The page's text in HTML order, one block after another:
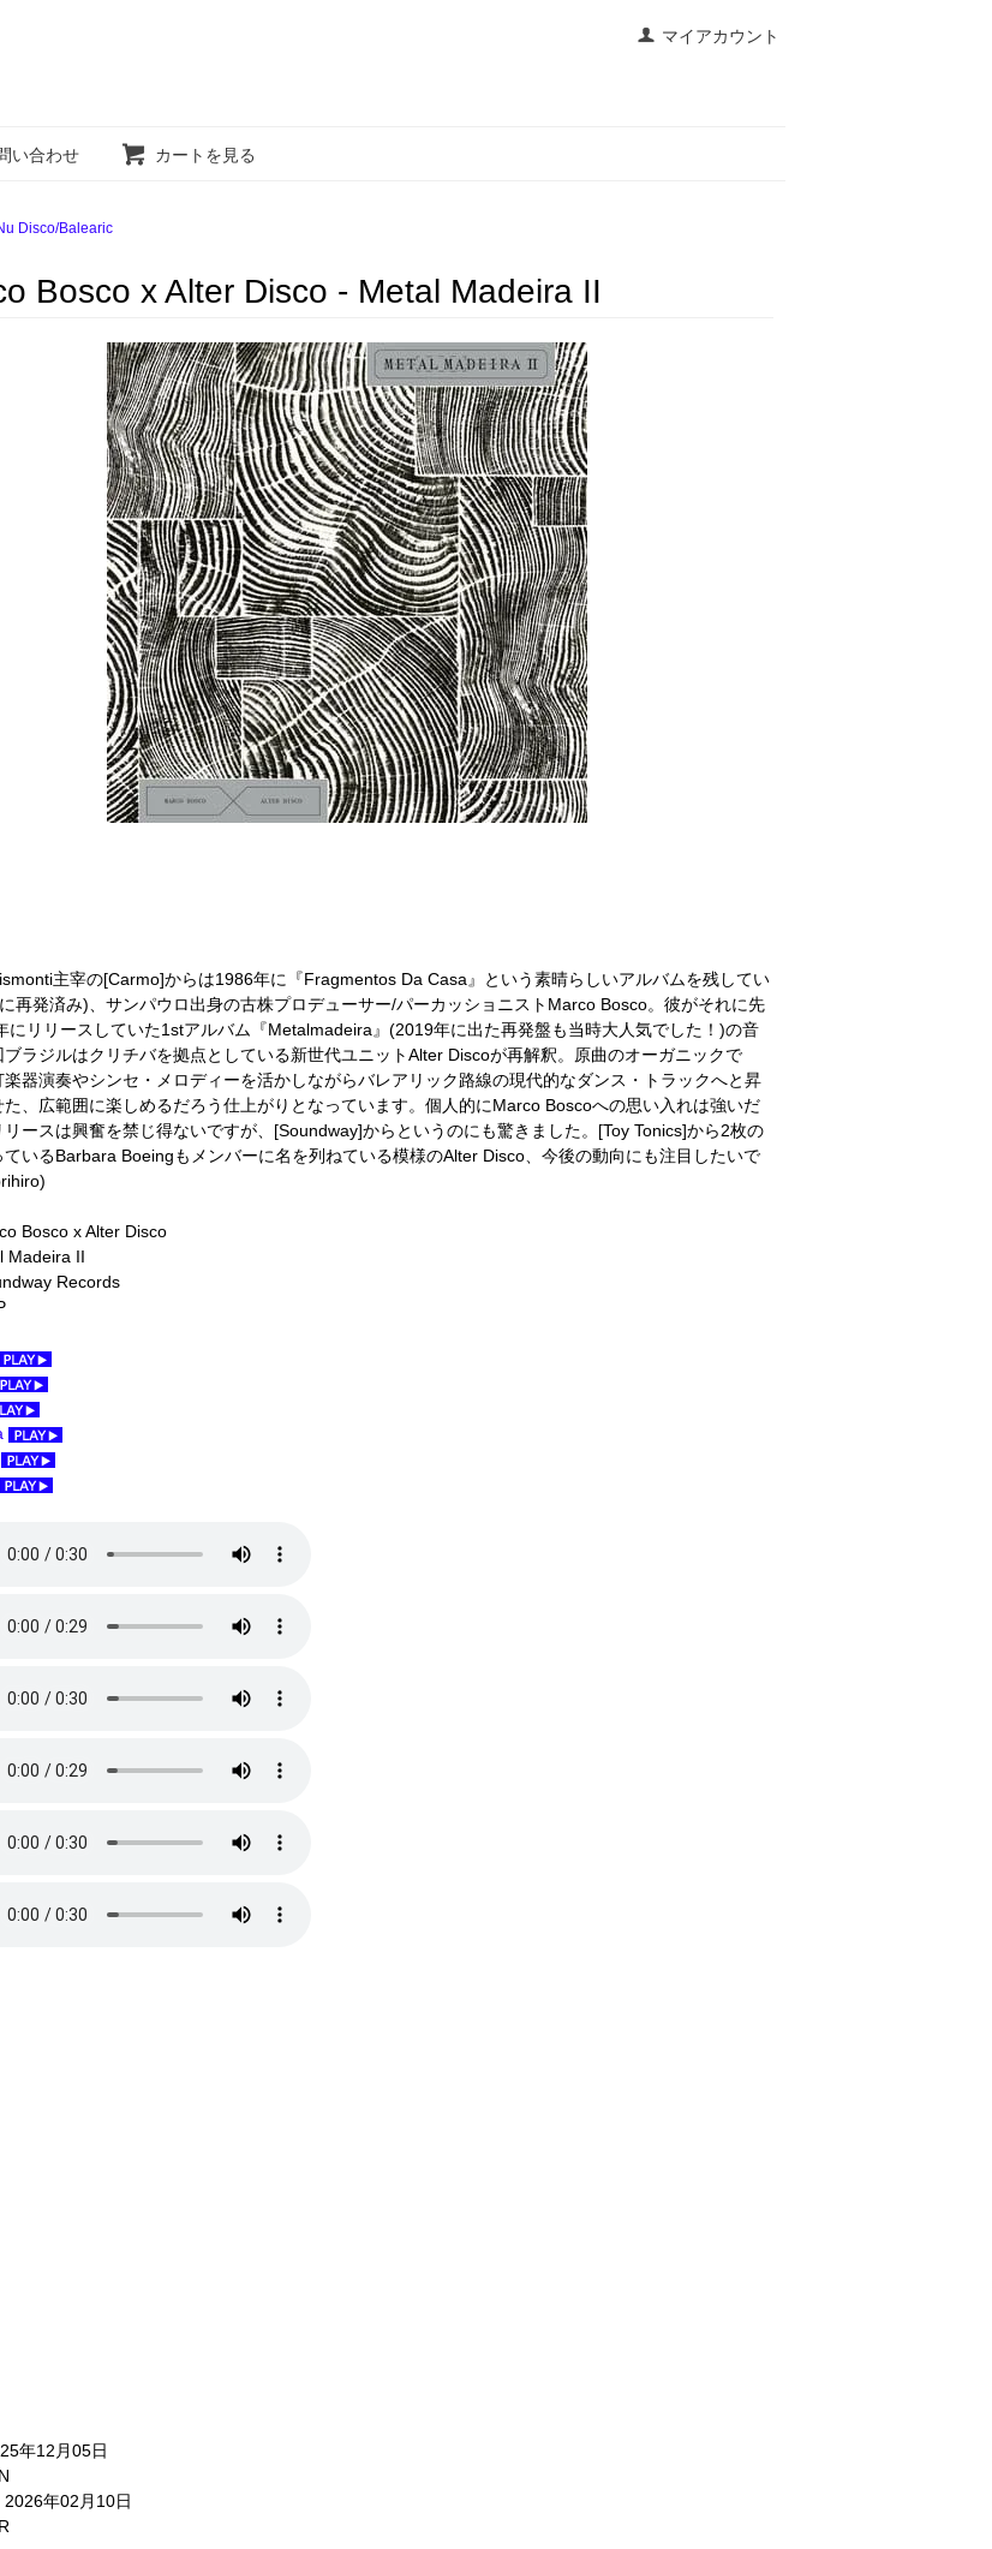
マイアカウント
い合わせ カートを見る
Disco/Balearic
Bosco x Alter Disco - Metal Madeira II
主宰の[Carmo]からは1986年に『Fragmentos Da Casa』という素晴らしいアルバムを残してい
再発済み)、サンパウロ出身の古株プロデューサー/パーカッショニストMarco Bosco。彼がそれに先
にリリースしていた1stアルバム『Metalmadeira』(2019年に出た再発盤も当時大人気でした！)の音
ブラジルはクリチバを拠点としている新世代ユニットAlter Discoが再解釈。原曲のオーガニックで
楽器演奏やシンセ・メロディーを活かしながらバレアリック路線の現代的なダンス・トラックへと昇
た、広範囲に楽しめるだろう仕上がりとなっています。個人的にMarco Boscoへの思い入れは強いだ
リースは興奮を禁じ得ないですが、[Soundway]からというのにも驚きました。[Toy Tonics]から2枚の
ているBarbara Boeingもメンバーに名を列ねている模様のAlter Disco、今後の動向にも注目したいで
Bosco x Alter Disco
Madeira II
Records
年12月05日
年02月10日